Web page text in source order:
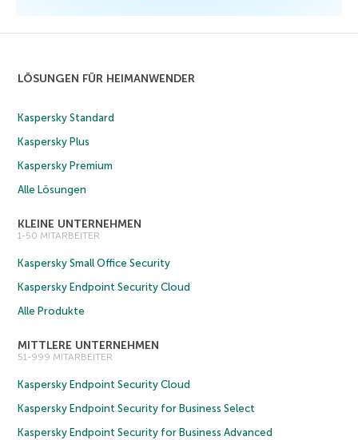
LÖSUNGEN FÜR HEIMANWENDER
Kaspersky Standard
Kaspersky Plus
Kaspersky Premium
Alle Lösungen
KLEINE UNTERNEHMEN
1-50 MITARBEITER
Kaspersky Small Office Security
Kaspersky Endpoint Security Cloud
Alle Produkte
MITTLERE UNTERNEHMEN
51-999 MITARBEITER
Kaspersky Endpoint Security Cloud
Kaspersky Endpoint Security for Business Select
Kaspersky Endpoint Security for Business Advanced